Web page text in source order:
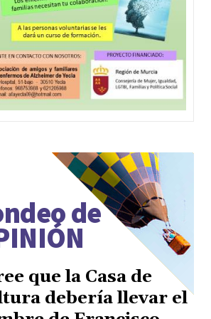
de
que la Casa de
debería llevar el